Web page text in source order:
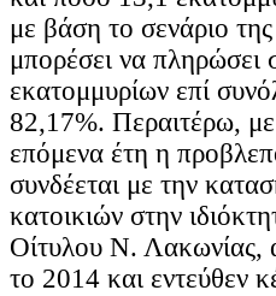
με βάση το σενάριο
μπορέσει να πληρώσει
εκατομμυρίων επί
82,17%. Περαιτέρω, με
επόμενα έτη η
συνδέεται με την
κατοικιών στην
Οίτυλου Ν. Λακωνίας,
το 2014 και εντεύθεν